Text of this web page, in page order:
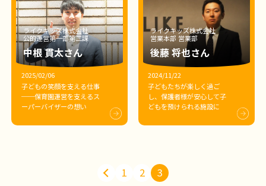
ライクキッズ株式会社
公的運営第一部第二課
中根 貫太さん
2025/02/06
子どもの笑顔を支える仕事
──保育園運営を支えるス
ーパーバイザーの想い
ライクキッズ株式会社
営業本部 営業部
後藤 将也さん
2024/11/22
子どもたちが楽しく過ご
し、保護者様が安心して子
どもを預けられる施設に
1 2 3